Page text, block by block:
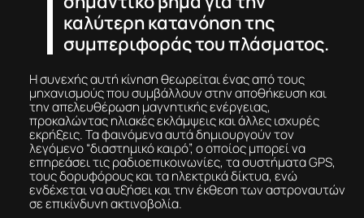
καλύτερη κατανόηση της
συμπεριφοράς του πλάσματος.
Η συνεχής αυτή κίνηση θεωρείται ένας από τους
μηχανισμούς που συμβάλλουν στην αποθήκευση και
την απελευθέρωση μαγνητικής ενέργειας,
προκαλώντας ηλιακές εκλάμψεις και άλλες ισχυρές
εκρήξεις. Τα φαινόμενα αυτά δημιουργούν τον
λεγόμενο “διαστημικό καιρό”, ο οποίος μπορεί να
επηρεάσει τις ραδιοεπικοινωνίες, τα συστήματα GPS,
τους δορυφόρους και τα ηλεκτρικά δίκτυα, ενώ
ενδέχεται να αυξήσει και την έκθεση των αστροναυτών
σε επικίνδυνη ακτινοβολία.